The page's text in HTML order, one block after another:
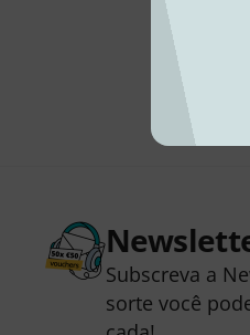
Subscreva a
sorte você